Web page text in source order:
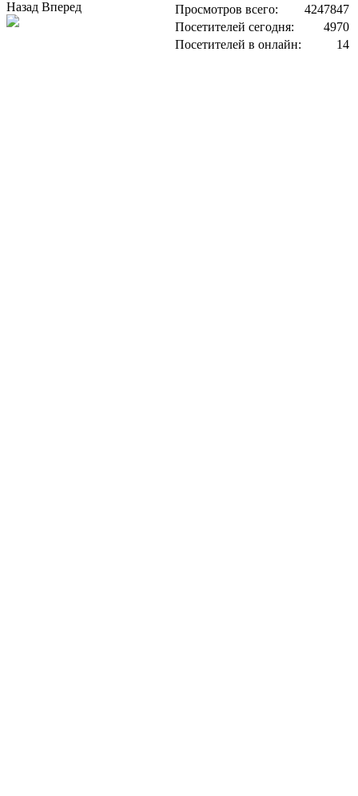
Просмотров всего:
4247847
Посетителей сегодня:
4970
Посетителей в онлайн:
14
Назад Вперед